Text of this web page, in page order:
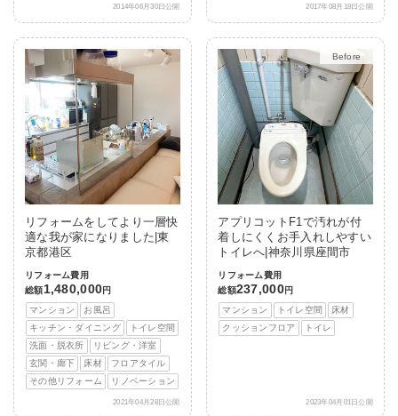
2014年06月30日公開 2017年08月18日公開
リフォームをしてより一層快
適な我が家になりました|東
京都港区
リフォーム費用
総額1,480,000円
マンション
お風呂
キッチン・ダイニング
トイレ空間
洗面・脱衣所
リビング・洋室
玄関・廊下
床材
フロアタイル
その他リフォーム
リノベーション
2021年04月28日公開
After
アプリコットF1で汚れが付
着しにくくお手入れしやすい
トイレへ|神奈川県座間市
リフォーム費用
総額237,000円
マンション
トイレ空間
床材
クッションフロア
トイレ
2023年04月01日公開